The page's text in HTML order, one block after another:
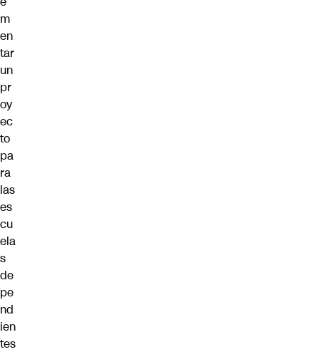
m
en
tar
un
pr
oy
ec
to
pa
ra
las
es
cu
ela
s
de
pe
nd
ien
tes